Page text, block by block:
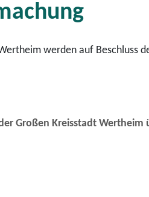
werden auf Beschluss
Großen Kreisstadt